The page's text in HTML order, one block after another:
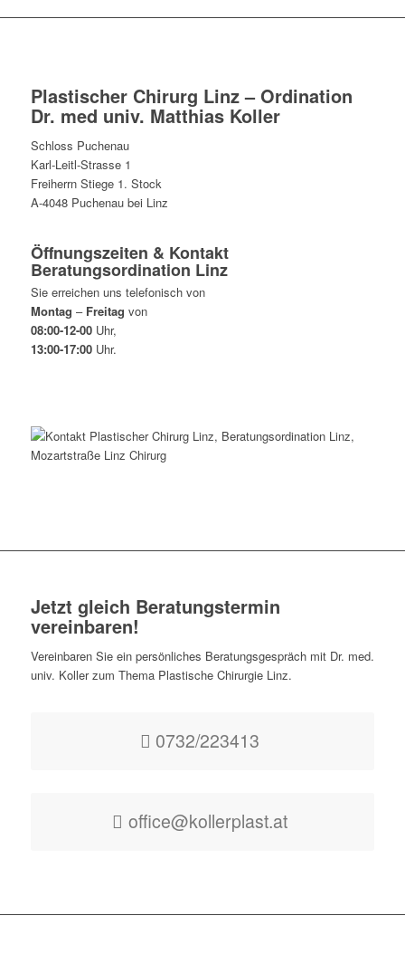
Plastischer Chirurg Linz – Ordination
Dr. med univ. Matthias Koller
Schloss Puchenau
Karl-Leitl-Strasse 1
Freiherrn Stiege 1. Stock
A-4048 Puchenau bei Linz
Öffnungszeiten & Kontakt
Beratungsordination Linz
Sie erreichen uns telefonisch von
Montag – Freitag von
08:00-12-00Uhr,
13:00-17:00Uhr.
Jetzt gleich Beratungstermin
vereinbaren!
Vereinbaren Sie ein persönliches Beratungsgespräch mit Dr. med.
univ. Koller zum Thema Plastische Chirurgie Linz.
0732/223413
office@kollerplast.at